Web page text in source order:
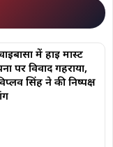
में हाई मास्ट
पर विवाद गहराया,
सिंह ने की निष्पक्ष